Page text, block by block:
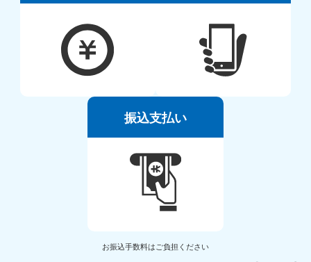
振込支払い
お振込手数料はご負担ください